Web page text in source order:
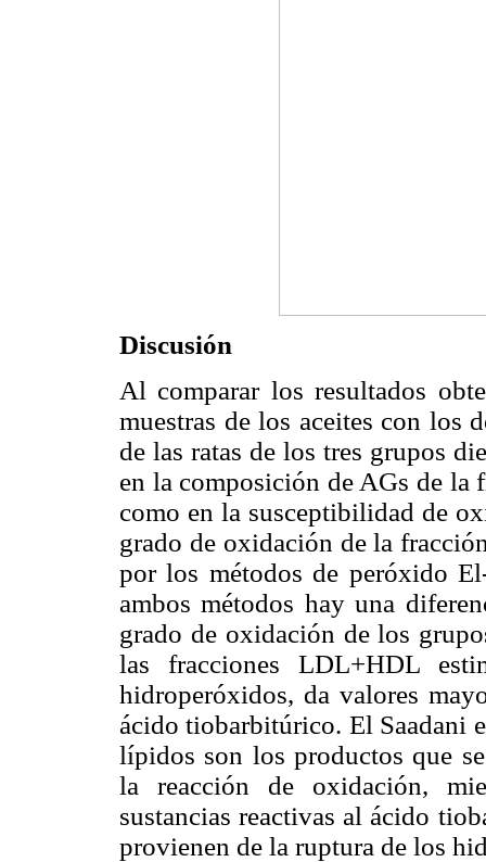
Discusión
Al comparar los resultados
muestras de los aceites con los
de las ratas de los tres grupos
en la composición de AGs de
como en la susceptibilidad de
grado de oxidación de la
por los métodos de peróxido
ambos métodos hay una
grado de oxidación de los
las fracciones LDL+HDL
hidroperóxidos, da valores
ácido tiobarbitúrico. El Saadani
lípidos son los productos que
la reacción de oxidación,
sustancias reactivas al ácido
provienen de la ruptura de los